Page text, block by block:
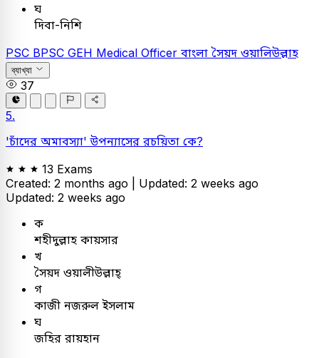
ঘ
দিবা-নিশি
PSC BPSC GEH Medical Officer বাংলাসৈয়দ ওয়ালিউল্লাহ
ব্যাখ্যা
37
5.
'চাঁদের অমাবস্যা' উপন্যাসের রচয়িতা কে?
13 Exams
Created: 2 months ago | Updated: 2 weeks ago
Updated: 2 weeks ago
ক
শহীদুল্লাহ কায়সার
খ
সৈয়দ ওয়ালীউল্লাহ্
গ
কাজী নজরুল ইসলাম
ঘ
জহির রায়হান